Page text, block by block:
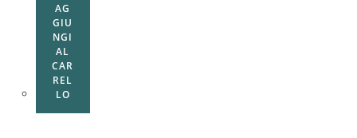
AG
GIU
NGI
AL
CAR
REL
LO